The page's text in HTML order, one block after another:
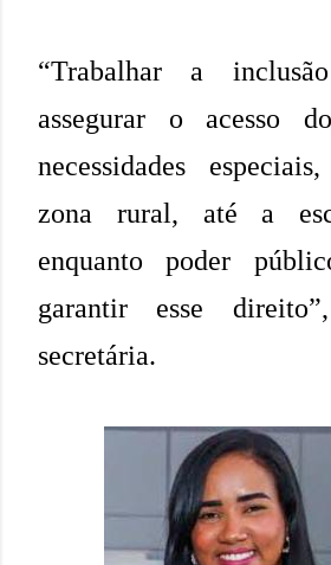
“Trabalhar a
assegurar o acesso
necessidades
zona rural, até a
enquanto poder
garantir esse
secretária.